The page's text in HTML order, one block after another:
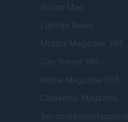
Scoop Mag
Lgbtqia News
Motors Magazine 365
Day Travel 365
Home Magazine 365
Cineverse Magazine
SecondHomeMagazine